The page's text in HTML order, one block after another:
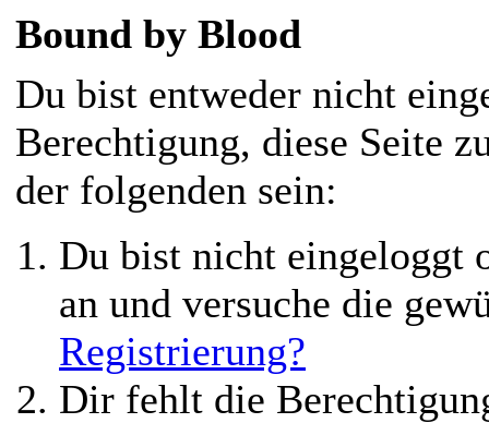
Bound by Blood
Du bist entweder nicht
Berechtigung, diese Seite
der folgenden sein:
Du bist nicht eingeloggt
an und versuche die
Registrierung?
Dir fehlt die